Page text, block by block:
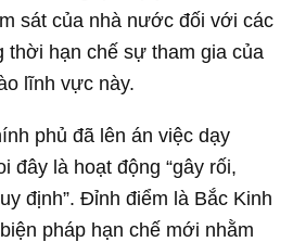
sát của nhà nước đối với các
hạn chế sự tham gia của
lĩnh vực này.
phủ đã lên án việc dạy
đây là hoạt động “gây rối,
định”. Đỉnh điểm là Bắc Kinh
pháp hạn chế mới nhằm